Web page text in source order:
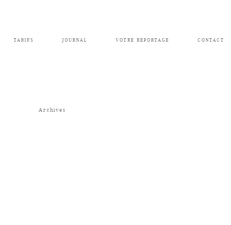
TARIFS JOURNAL VOTRE REPORTAGE CONTACT
Archives